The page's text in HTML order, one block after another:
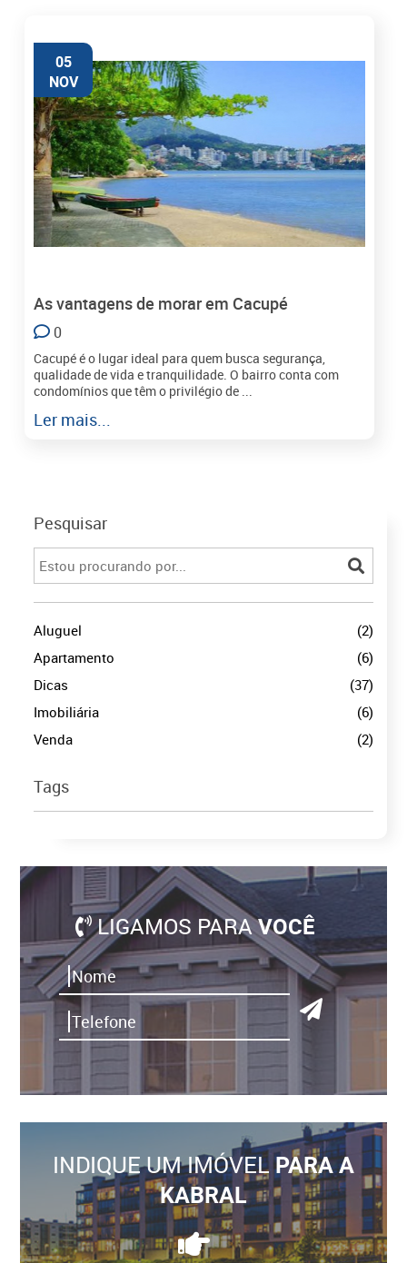
05
NOV
As vantagens de morar em Cacupé
0
Cacupé é o lugar ideal para quem busca segurança,
qualidade de vida e tranquilidade. O bairro conta com
condomínios que têm o privilégio de ...
Ler mais...
Pesquisar
Aluguel
(2)
Apartamento
(6)
Dicas
(37)
Imobiliária
(6)
Venda
(2)
Tags
LIGAMOS PARAVOCÊ
INDIQUE UM IMÓVELPARA A
KABRAL